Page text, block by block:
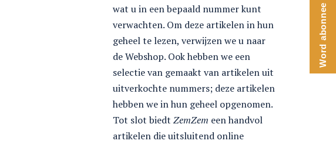
wat u in een bepaald nummer kunt
verwachten. Om deze artikelen in hun
geheel te lezen, verwijzen we u naar
de Webshop. Ook hebben we een
selectie van gemaakt van artikelen uit
uitverkochte nummers; deze artikelen
hebben we in hun geheel opgenomen.
Tot slot biedt ZemZem een handvol
artikelen die uitsluitend online
Word abonnee